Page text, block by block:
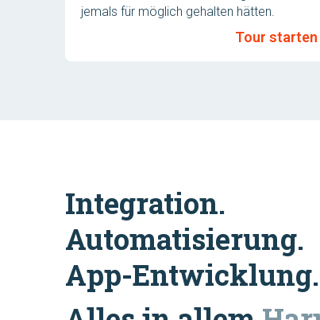
jemals für möglich gehalten hätten.
Tour starten
Integration.
Automatisierung.
App-Entwicklung.